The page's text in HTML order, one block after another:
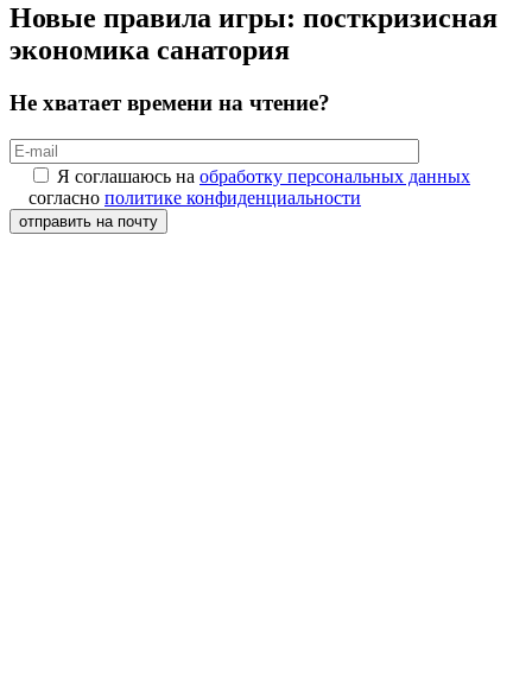
Новые правила игры: посткризисная
экономика санатория
Не хватает времени на чтение?
Я соглашаюсь на обработку персональных данных
согласно политике конфиденциальности